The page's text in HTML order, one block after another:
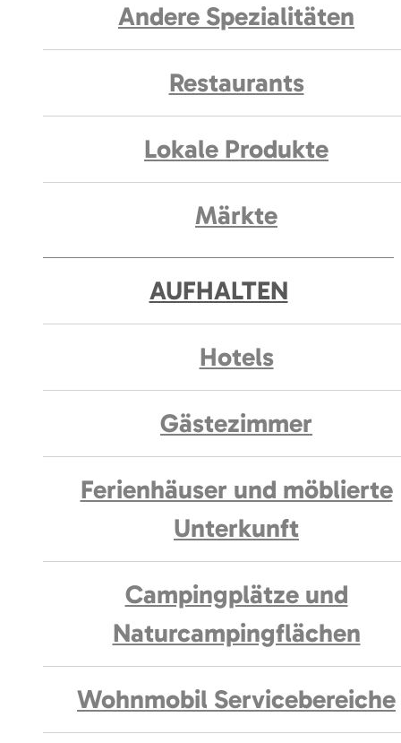
Andere Spezialitäten
Restaurants
Lokale Produkte
Märkte
AUFHALTEN
Hotels
Gästezimmer
Ferienhäuser und möblierte
Unterkunft
Campingplätze und
Naturcampingflächen
Wohnmobil Servicebereiche